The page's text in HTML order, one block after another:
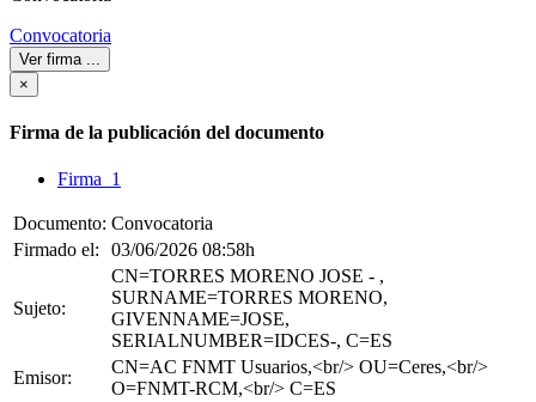
Convocatoria
Ver firma
×
Firma de la publicación del documento
Firma 1
Documento: Convocatoria
Firmado el:
03/06/2026 08:58h
Sujeto:
CN=TORRES MORENO JOSE - ,
SURNAME=TORRES MORENO,
GIVENNAME=JOSE,
SERIALNUMBER=IDCES-, C=ES
Emisor:
CN=AC FNMT Usuarios,<br/> OU=Ceres,<br/>
O=FNMT-RCM,<br/> C=ES